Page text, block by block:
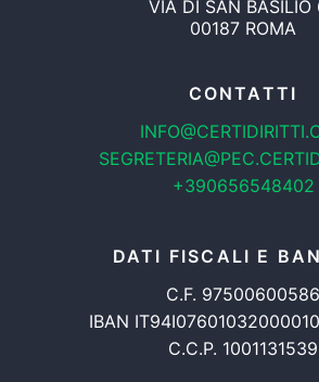
VIA DI SAN BASILIO
00187 ROMA
CONTATTI
+390656548402
DATI FISCALI E
C.F. 97500600586
IBAN
C.C.P. 1001131539